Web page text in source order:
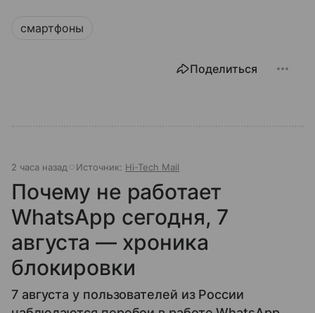
смартфоны
Поделиться
2 часа назад Источник: Hi-Tech Mail
Почему не работает
WhatsApp сегодня, 7
августа — хроника
блокировки
7 августа у пользователей из России